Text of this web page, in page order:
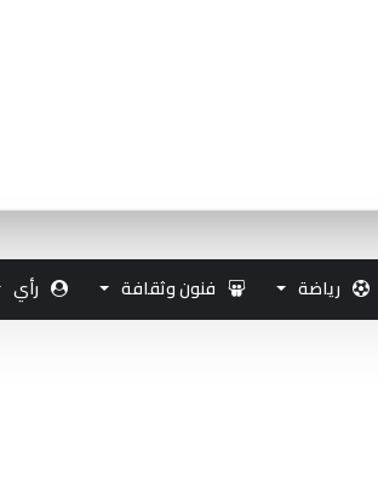
رياضة فنون وثقافة رأي